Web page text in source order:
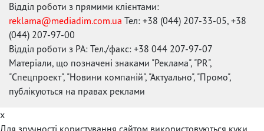
Відділ роботи з прямими клієнтами:
reklama@mediadim.com.ua Тел: +38 (044) 207-33-05, +38
(044) 207-97-00
Відділ роботи з РА: Тел./факс: +38 044 207-97-07
Матеріали, що позначені знаками "Реклама", "PR",
"Спецпроект", "Новини компаній", "Актуально", "Промо",
публікуються на правах реклами
x